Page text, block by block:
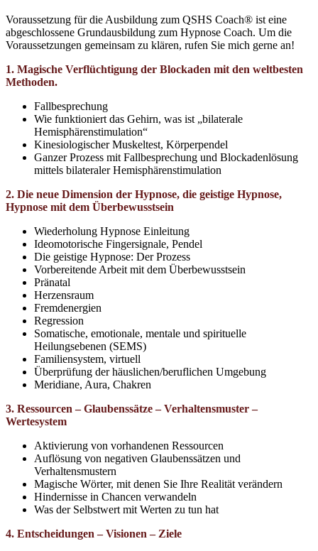
Voraussetzung für die Ausbildung zum QSHS Coach® ist eine
abgeschlossene Grundausbildung zum Hypnose Coach. Um die
Voraussetzungen gemeinsam zu klären, rufen Sie mich gerne an!
1. Magische Verflüchtigung der Blockaden mit den weltbesten
Methoden.
Fallbesprechung
Wie funktioniert das Gehirn, was ist „bilaterale
Hemisphärenstimulation“
Kinesiologischer Muskeltest, Körperpendel
Ganzer Prozess mit Fallbesprechung und Blockadenlösung
mittels bilateraler Hemisphärenstimulation
2. Die neue Dimension der Hypnose, die geistige Hypnose,
Hypnose mit dem Überbewusstsein
Wiederholung Hypnose Einleitung
Ideomotorische Fingersignale, Pendel
Die geistige Hypnose: Der Prozess
Vorbereitende Arbeit mit dem Überbewusstsein
Pränatal
Herzensraum
Fremdenergien
Regression
Somatische, emotionale, mentale und spirituelle
Heilungsebenen (SEMS)
Familiensystem, virtuell
Überprüfung der häuslichen/beruflichen Umgebung
Meridiane, Aura, Chakren
3. Ressourcen – Glaubenssätze – Verhaltensmuster –
Wertesystem
Aktivierung von vorhandenen Ressourcen
Auflösung von negativen Glaubenssätzen und
Verhaltensmustern
Magische Wörter, mit denen Sie Ihre Realität verändern
Hindernisse in Chancen verwandeln
Was der Selbstwert mit Werten zu tun hat
4. Entscheidungen – Visionen – Ziele